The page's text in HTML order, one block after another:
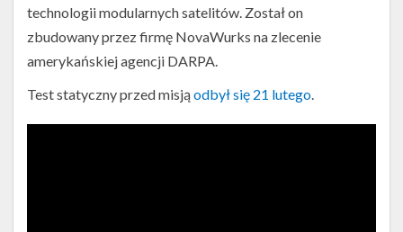
technologii modularnych satelitów. Został on
zbudowany przez firmę NovaWurks na zlecenie
amerykańskiej agencji DARPA.
Test statyczny przed misjąodbył się 21 lutego.